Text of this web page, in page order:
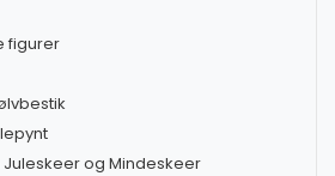
figurer
og Mindeskeer